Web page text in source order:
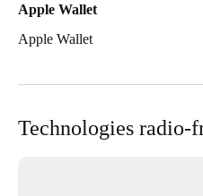
Apple Wallet
Apple Wallet
Technologies radio-